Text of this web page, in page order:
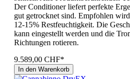
Der Conditioner liefert perfekte
gut getrocknet sind. Empfohlen
12-15% Restfeuchtigkeit. Die
kann eingestellt werden und die
Richtungen rotieren.
9.589,00 CHF*
In den Warenkorb